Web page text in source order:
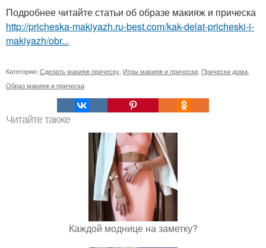
Подробнее читайте статьи об образе макияж и прическа
http://pricheska-makiyazh.ru-best.com/kak-delat-pricheski-i-
makiyazh/obr...
Категории: Сделать макияж прическу Игры макияж и прически Прически дома
Образ макияж и прическа
Читайте также
Каждой моднице на заметку?